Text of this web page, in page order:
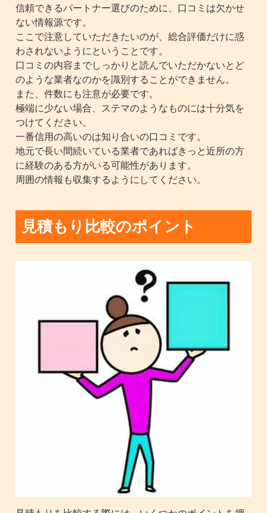
信頼できるパートナー選びのために、口コミは欠かせ
ない情報源です。
ここで注意していただきたいのが、総合評価だけに惑
わされないようにということです。
口コミの内容までしっかりと読んでいただかないとど
のような業者なのかを識別することができません。
また、件数にも注意が必要です。
極端に少ない場合、ステマのようなものには十分気を
つけてください。
一番信用の高いのは知り合いの口コミです。
地元で長い間続いている業者であればきっと近所の方
に経験のある方がいる可能性があります。
周囲の情報も収集するようにしてください。
見積もり比較のポイント